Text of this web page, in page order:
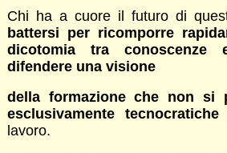
Chi ha a cuore il futuro di
battersi per ricomporre
dicotomia tra conoscenze
difendere una visione
della formazione che non si
esclusivamente tecnocratiche
lavoro.